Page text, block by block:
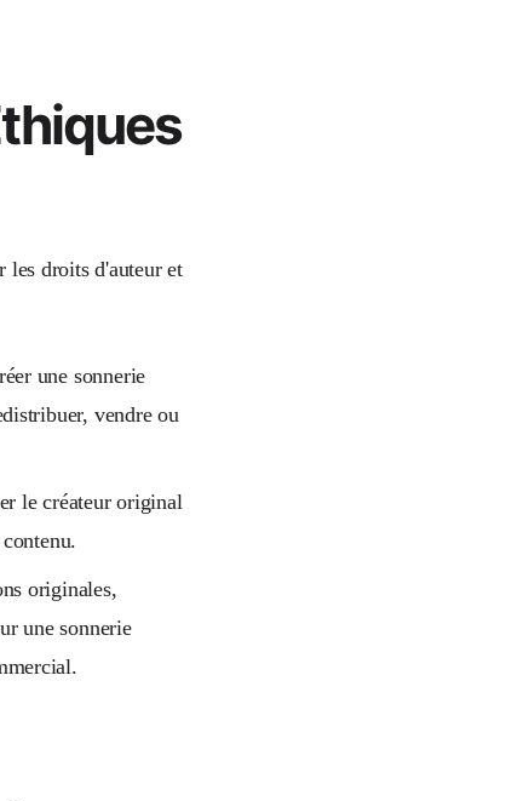
droits d'auteur et
une sonnerie
vendre ou
le créateur original
originales,
une sonnerie